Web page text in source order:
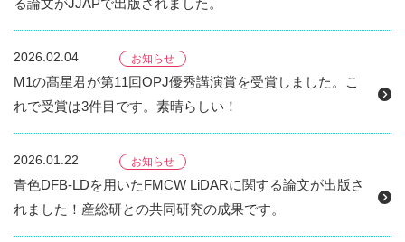
る論文がJJAPで出版されました。
2026.02.04 お知らせ
M1の髙星君が第11回OPJ優秀講演賞を受賞しました。こ
れで受賞は3件目です。素晴らしい！
2026.01.22 お知らせ
青色DFB-LDを用いたFMCW LiDARに関する論文が出版さ
れました！産総研との共同研究の成果です。